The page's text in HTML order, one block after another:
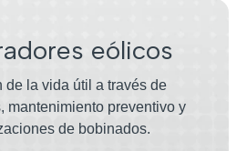
eólicos
de la vida útil a través de
mantenimiento preventivo y
de bobinados.